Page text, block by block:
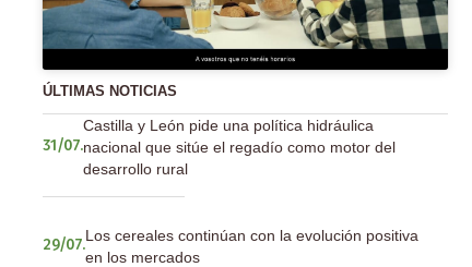
ÚLTIMAS NOTICIAS
31/07.
Castilla y León pide una política hidráulica
nacional que sitúe el regadío como motor del
desarrollo rural
29/07.
Los cereales continúan con la evolución positiva
en los mercados